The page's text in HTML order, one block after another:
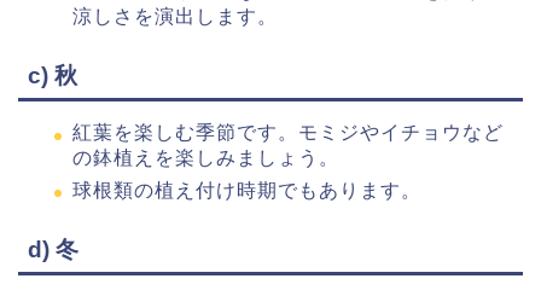
涼しさを演出します。
c) 秋
紅葉を楽しむ季節です。モミジやイチョウなど
の鉢植えを楽しみましょう。
球根類の植え付け時期でもあります。
d) 冬